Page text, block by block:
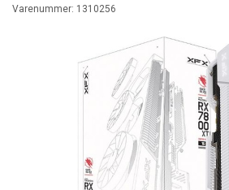
Varenummer: 1310256